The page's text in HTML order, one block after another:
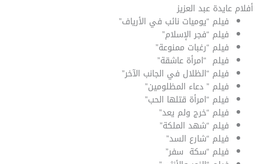
أفلام عايدة عبد العزيز
فيلم “يوميات نائب في الأرياف”
فيلم “فجر الإسلام”
فيلم “رغبات ممنوعة”
فيلم “امرأة عاشقة”
فيلم “الظلال في الجانب الآخر”
فيلم ” دعاء المظلومين”
فيلم “امرأة قتلها الحب”
فيلم “خرج ولم يعد”
فيلم “شهد الملكة”
فيلم “شارع السد”
فيلم “سكة سفر”